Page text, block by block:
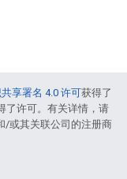
享署名 4.0 许可获得了
了许可。有关详情，请
/或其关联公司的注册商